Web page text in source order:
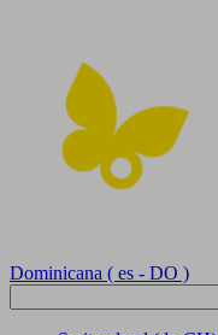
Dominicana ( es - DO )